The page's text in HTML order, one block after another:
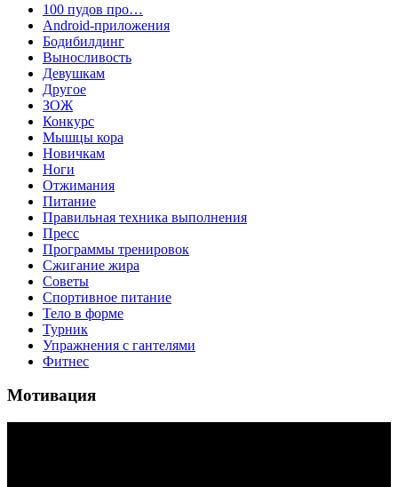
100 пудов про…
Android-приложения
Бодибилдинг
Выносливость
Девушкам
Другое
ЗОЖ
Конкурс
Мышцы кора
Новичкам
Ноги
Отжимания
Питание
Правильная техника выполнения
Пресс
Программы тренировок
Сжигание жира
Советы
Спортивное питание
Тело в форме
Турник
Упражнения с гантелями
Фитнес
Мотивация